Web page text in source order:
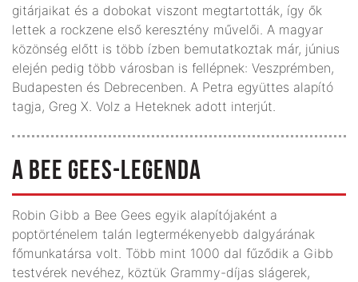
gitárjaikat és a dobokat viszont megtartották, így ők
lettek a rockzene első keresztény művelői. A magyar
közönség előtt is több ízben bemutatkoztak már, június
elején pedig több városban is fellépnek: Veszprémben,
Budapesten és Debrecenben. A Petra együttes alapító
tagja, Greg X. Volz a Heteknek adott interjút.
A BEE GEES-LEGENDA
Robin Gibb a Bee Gees egyik alapítójaként a
poptörténelem talán legtermékenyebb dalgyárának
főmunkatársa volt. Több mint 1000 dal fűződik a Gibb
testvérek nevéhez, köztük Grammy-díjas slágerek,